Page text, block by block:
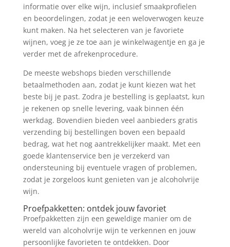
informatie over elke wijn, inclusief smaakprofielen
en beoordelingen, zodat je een weloverwogen keuze
kunt maken. Na het selecteren van je favoriete
wijnen, voeg je ze toe aan je winkelwagentje en ga je
verder met de afrekenprocedure.
De meeste webshops bieden verschillende
betaalmethoden aan, zodat je kunt kiezen wat het
beste bij je past. Zodra je bestelling is geplaatst, kun
je rekenen op snelle levering, vaak binnen één
werkdag. Bovendien bieden veel aanbieders gratis
verzending bij bestellingen boven een bepaald
bedrag, wat het nog aantrekkelijker maakt. Met een
goede klantenservice ben je verzekerd van
ondersteuning bij eventuele vragen of problemen,
zodat je zorgeloos kunt genieten van je alcoholvrije
wijn.
Proefpakketten: ontdek jouw favoriet
Proefpakketten zijn een geweldige manier om de
wereld van alcoholvrije wijn te verkennen en jouw
persoonlijke favorieten te ontdekken. Door